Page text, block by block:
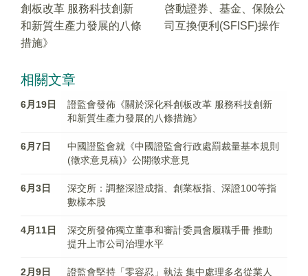
創板改革 服務科技創新
和新質生產力發展的八條
措施》
啓動證券、基金、保險公
司互換便利(SFISF)操作
相關文章
6月19日
證監會發佈《關於深化科創板改革 服務科技創新
和新質生產力發展的八條措施》
6月7日
中國證監會就《中國證監會行政處罰裁量基本規則
(徵求意見稿)》公開徵求意見
6月3日
深交所：調整深證成指、創業板指、深證100等指
數樣本股
4月11日
深交所發佈獨立董事和審計委員會履職手冊 推動
提升上市公司治理水平
2月9日
證監會堅持「零容忍」執法 集中處理多名從業人